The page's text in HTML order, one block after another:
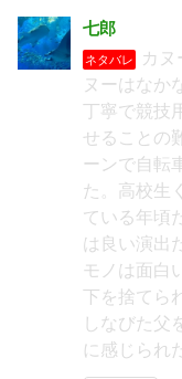
七郎
ネタバレ
カヌ
ヌーはなか
丁寧で競技
せることの
ーンで自転
た。高校生
ている年頃
は良い演出
モノは面白
下を捨てら
しなびた父
に感じられ